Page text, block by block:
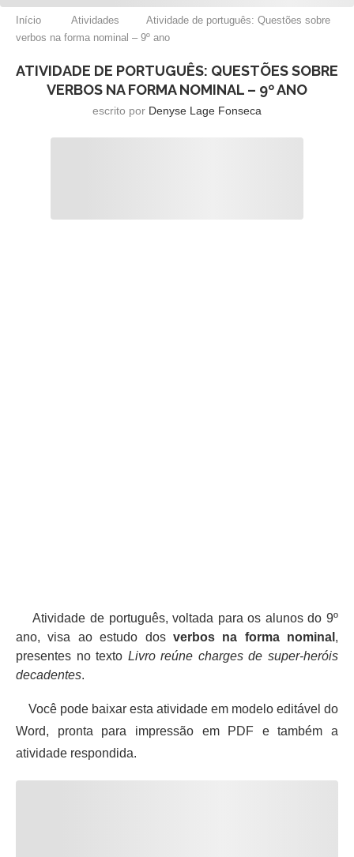
Início Atividades
Atividade de português: Questões sobre
verbos na forma nominal – 9º ano
ATIVIDADE DE PORTUGUÊS: QUESTÕES SOBRE
VERBOS NA FORMA NOMINAL – 9º ANO
escrito por Denyse Lage Fonseca
Atividade de português, voltada para os alunos do 9º
ano, visa ao estudo dos verbos na forma nominal ,
presentes no texto Livro reúne charges de super-heróis
decadentes.
Você pode baixar esta atividade em modelo editável do
Word, pronta para impressão em PDF e também a
atividade respondida.